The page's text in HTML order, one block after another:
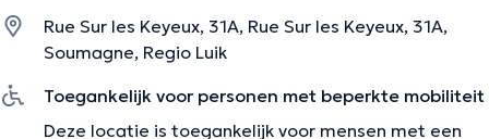
Rue Sur les Keyeux, 31A, Rue Sur les Keyeux, 31A,
Soumagne, Regio Luik
Toegankelijk voor personen met beperkte mobiliteit
Deze locatie is toegankelijk voor mensen met een